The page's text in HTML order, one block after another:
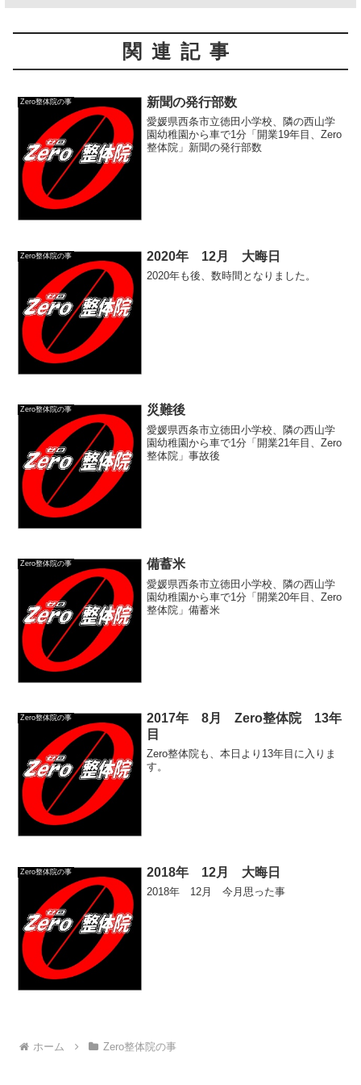
関連記事
Zero整体院の事 新聞の発行部数
愛媛県西条市立徳田小学校、隣の西山学
園幼稚園から車で1分「開業19年目、Zero
整体院」新聞の発行部数
Zero整体院の事 2020年 12月 大晦日
2020年も後、数時間となりました。
Zero整体院の事 災難後
愛媛県西条市立徳田小学校、隣の西山学
園幼稚園から車で1分「開業21年目、Zero
整体院」事故後
Zero整体院の事 備蓄米
愛媛県西条市立徳田小学校、隣の西山学
園幼稚園から車で1分「開業20年目、Zero
整体院」備蓄米
Zero整体院の事
2017年 8月 Zero整体院 13年
目
Zero整体院も、本日より13年目に入りま
す。
Zero整体院の事 2018年 12月 大晦日
2018年 12月 今月思った事
ホーム Zero整体院の事